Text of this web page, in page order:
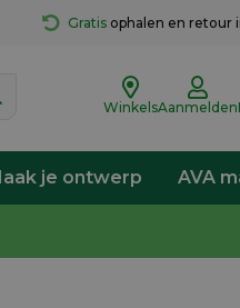
Gratis ophalen en retour
WinkelsAanmelden
je ontwerp AVA